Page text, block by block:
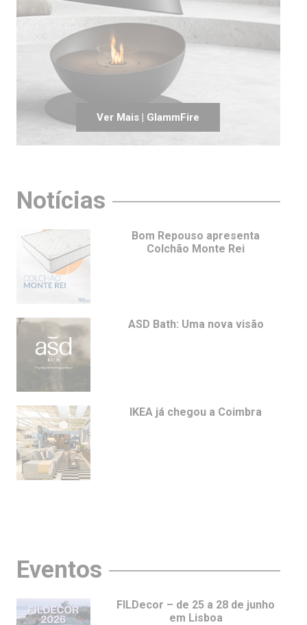
Ver Mais | GlammFire
Notícias
Bom Repouso apresenta
Colchão Monte Rei
ASD Bath: Uma nova visão
IKEA já chegou a Coimbra
Eventos
FILDecor – de 25 a 28 de junho
em Lisboa